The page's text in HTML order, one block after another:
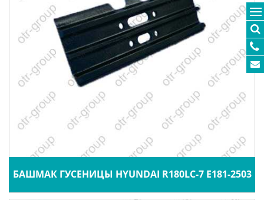
БАШМАК ГУСЕНИЦЫ HYUNDAI R180LC-7 E181-2503